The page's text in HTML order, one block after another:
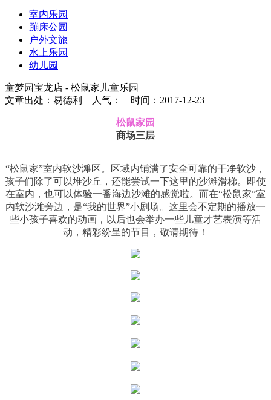
室内乐园
蹦床公园
户外文旅
水上乐园
幼儿园
童梦园宝龙店 - 松鼠家儿童乐园
文章出处：易德利 人气：
时间：2017-12-23
松鼠家园
商场三层
“松鼠家”室内软沙滩区。区域内铺满了安全可靠的干净软沙，
孩子们除了可以堆沙丘，还能尝试一下这里的沙滩滑梯。即使
在室内，也可以体验一番海边沙滩的感觉啦。而在“松鼠家”室
内软沙滩旁边，是“我的世界”小剧场。这里会不定期的播放一
些小孩子喜欢的动画，以后也会举办一些儿童才艺表演等活
动，精彩纷呈的节目，敬请期待！